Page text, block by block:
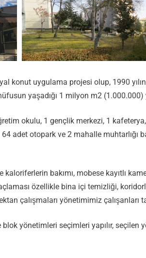
konut uygulama projesi olup, 1990
nüfusun yaşadığı 1 milyon m2
okulu, 1 gençlik merkezi, 1
adet otopark ve 2 mahalle muhtarlığı
bakımı, mobese kayıtlı
özellikle bina içi temizliği,
çalışmaları yönetimimiz çalışanları
blok yönetimleri seçimleri yapılır,